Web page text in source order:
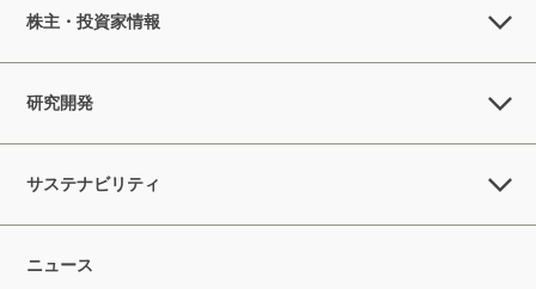
株主・投資家情報
研究開発
サステナビリティ
ニュース